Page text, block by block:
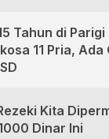
Tahun di
11 Pria,
Kita
Dinar Ini